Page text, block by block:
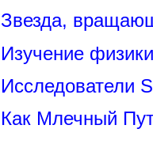
Звезда,
Изучение
Исследователи
Как Млечный